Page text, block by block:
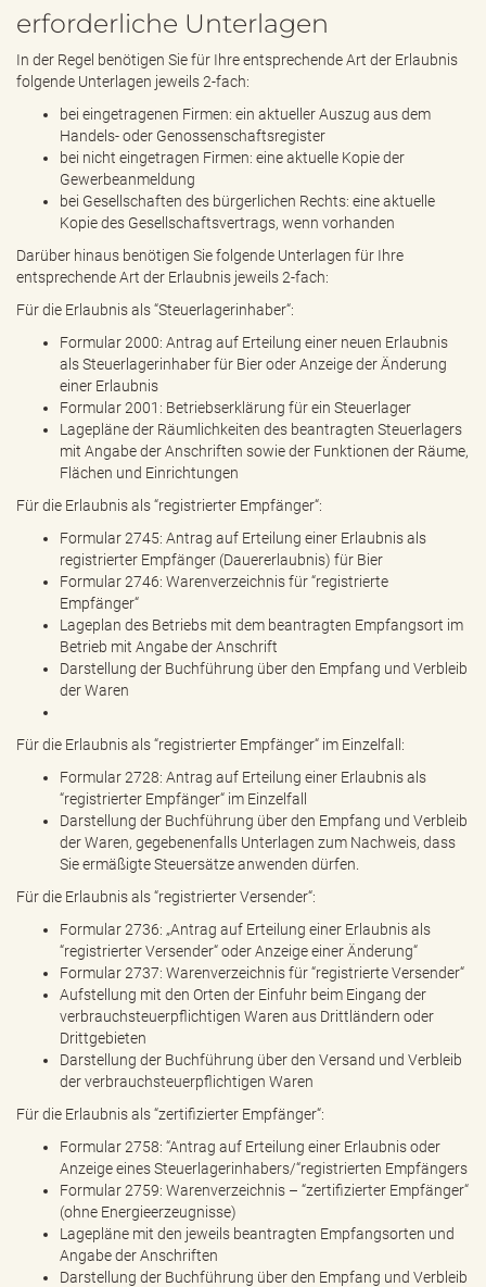
erforderliche Unterlagen
In der Regel benötigen Sie für Ihre entsprechende Art der Erlaubnis
folgende Unterlagen jeweils 2-fach:
bei eingetragenen Firmen: ein aktueller Auszug aus dem
Handels- oder Genossenschaftsregister
bei nicht eingetragen Firmen: eine aktuelle Kopie der
Gewerbeanmeldung
bei Gesellschaften des bürgerlichen Rechts: eine aktuelle
Kopie des Gesellschaftsvertrags, wenn vorhanden
Darüber hinaus benötigen Sie folgende Unterlagen für Ihre
entsprechende Art der Erlaubnis jeweils 2-fach:
Für die Erlaubnis als “Steuerlagerinhaber“:
Formular 2000: Antrag auf Erteilung einer neuen Erlaubnis
als Steuerlagerinhaber für Bier oder Anzeige der Änderung
einer Erlaubnis
Formular 2001: Betriebserklärung für ein Steuerlager
Lagepläne der Räumlichkeiten des beantragten Steuerlagers
mit Angabe der Anschriften sowie der Funktionen der Räume,
Flächen und Einrichtungen
Für die Erlaubnis als “registrierter Empfänger“:
Formular 2745: Antrag auf Erteilung einer Erlaubnis als
registrierter Empfänger (Dauererlaubnis) für Bier
Formular 2746: Warenverzeichnis für “registrierte
Empfänger“
Lageplan des Betriebs mit dem beantragten Empfangsort im
Betrieb mit Angabe der Anschrift
Darstellung der Buchführung über den Empfang und Verbleib
der Waren
Für die Erlaubnis als “registrierter Empfänger“ im Einzelfall:
Formular 2728: Antrag auf Erteilung einer Erlaubnis als
“registrierter Empfänger“ im Einzelfall
Darstellung der Buchführung über den Empfang und Verbleib
der Waren, gegebenenfalls Unterlagen zum Nachweis, dass
Sie ermäßigte Steuersätze anwenden dürfen.
Für die Erlaubnis als “registrierter Versender“:
Formular 2736: „Antrag auf Erteilung einer Erlaubnis als
“registrierter Versender“ oder Anzeige einer Änderung“
Formular 2737: Warenverzeichnis für “registrierte Versender“
Aufstellung mit den Orten der Einfuhr beim Eingang der
verbrauchsteuerpflichtigen Waren aus Drittländern oder
Drittgebieten
Darstellung der Buchführung über den Versand und Verbleib
der verbrauchsteuerpflichtigen Waren
Für die Erlaubnis als “zertifizierter Empfänger“:
Formular 2758: “Antrag auf Erteilung einer Erlaubnis oder
Anzeige eines Steuerlagerinhabers/“registrierten Empfängers
Formular 2759: Warenverzeichnis – “zertifizierter Empfänger“
(ohne Energieerzeugnisse)
Lagepläne mit den jeweils beantragten Empfangsorten und
Angabe der Anschriften
Darstellung der Buchführung über den Empfang und Verbleib